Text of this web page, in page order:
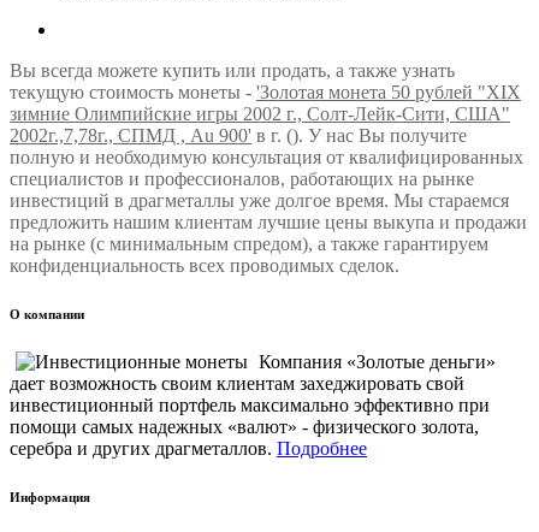
Вы всегда можете купить или продать, а также узнать
текущую стоимость монеты - 'Золотая монета 50 рублей "XIX
зимние Олимпийские игры 2002 г., Солт-Лейк-Сити, США"
2002г.,7,78г., СПМД , Au 900' в г. (). У нас Вы получите
полную и необходимую консультация от квалифицированных
специалистов и профессионалов, работающих на рынке
инвестиций в драгметаллы уже долгое время. Мы стараемся
предложить нашим клиентам лучшие цены выкупа и продажи
на рынке (с минимальным спредом), а также гарантируем
конфиденциальность всех проводимых сделок.
О компании
Компания «Золотые деньги»
дает возможность своим клиентам захеджировать свой
инвестиционный портфель максимально эффективно при
помощи самых надежных «валют» - физического золота,
серебра и других драгметаллов. Подробнее
Информация